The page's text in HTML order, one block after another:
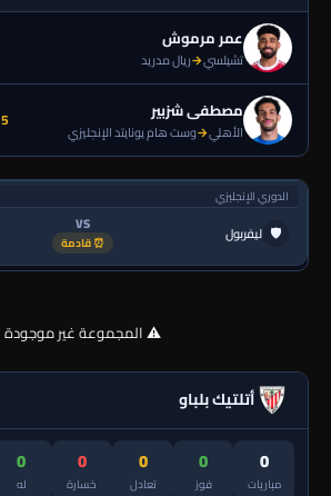
عمر مرموش
تشيلسي→ريال مدريد
مصطفى شزبير
الأهلي→وست هام يونايتد الإنجليزي 5 ملايين دولا
الدوري الإنجليزي
🛡 ليفربول VS
⏰ قادمة
⚠️ المجموعة غير موجودة
أتلتيك بلباو
0
مباريات
0
فوز
0
تعادل
0
خسارة
0
له